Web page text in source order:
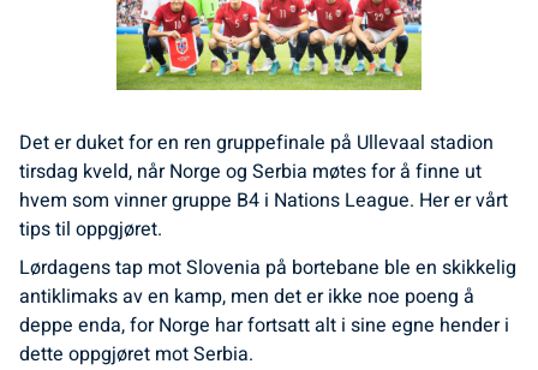
Det er duket for en ren gruppefinale på Ullevaal stadion
tirsdag kveld, når Norge og Serbia møtes for å finne ut
hvem som vinner gruppe B4 i Nations League. Her er vårt
tips til oppgjøret.
Lørdagens tap mot Slovenia på bortebane ble en skikkelig
antiklimaks av en kamp, men det er ikke noe poeng å
deppe enda, for Norge har fortsatt alt i sine egne hender i
dette oppgjøret mot Serbia.